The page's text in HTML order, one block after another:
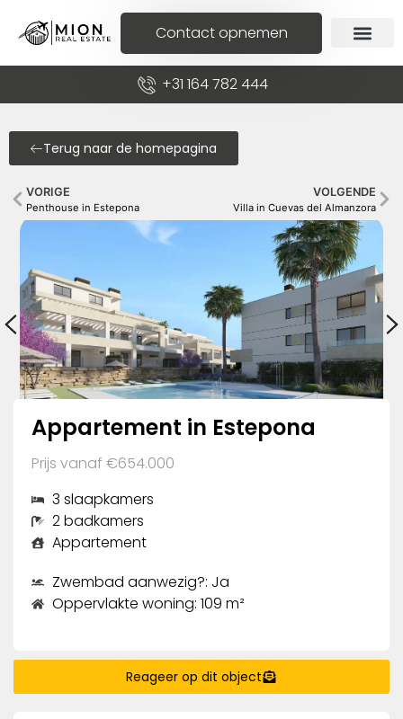
Contact opnemen
+31 164 782 444
Terug naar de homepagina
VORIGE
Penthouse in Estepona
VOLGENDE
Villa in Cuevas del Almanzora
Appartement in Estepona
Prijs vanaf €654.000
3 slaapkamers
2 badkamers
Appartement
Zwembad aanwezig?: Ja
Oppervlakte woning: 109 m²
Reageer op dit object